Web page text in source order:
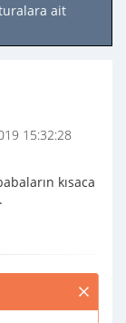
ait
15:32:28
kısaca